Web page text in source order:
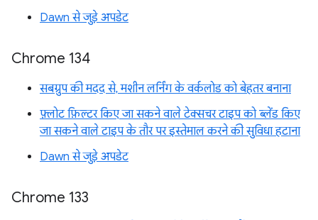
Dawn से जुड़े अपडेट
Chrome 134
सबग्रुप की मदद से, मशीन लर्निंग के वर्कलोड को बेहतर बनाना
फ़्लोट फ़िल्टर किए जा सकने वाले टेक्सचर टाइप को ब्लेंड किए
जा सकने वाले टाइप के तौर पर इस्तेमाल करने की सुविधा हटाना
Dawn से जुड़े अपडेट
Chrome 133